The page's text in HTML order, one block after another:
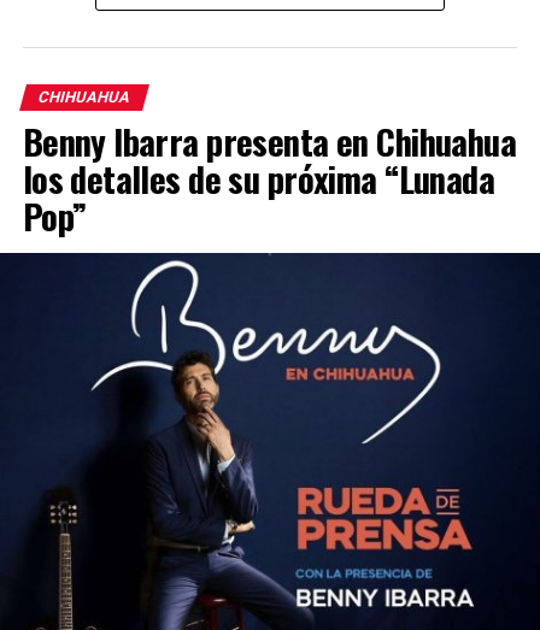
CHIHUAHUA
Benny Ibarra presenta en Chihuahua
los detalles de su próxima “Lunada
Pop”